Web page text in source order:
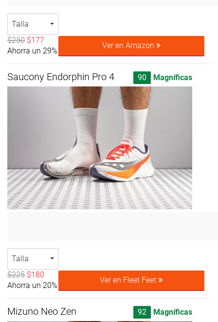
Talla
$250 $177
Ahorra un 29%
Ver en Amazon
Saucony Endorphin Pro 4 90 Magníficas
Talla
$225 $180
Ahorra un 20%
Ver en Fleet Feet
Mizuno Neo Zen 92 Magníficas